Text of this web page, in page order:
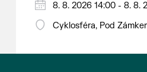
náušnice nebo cokoliv
Chcete se zbavit staré
vám ve skříni staré /
8. 8. 2026 14:00 - 8. 8.
Cyklosféra, Pod